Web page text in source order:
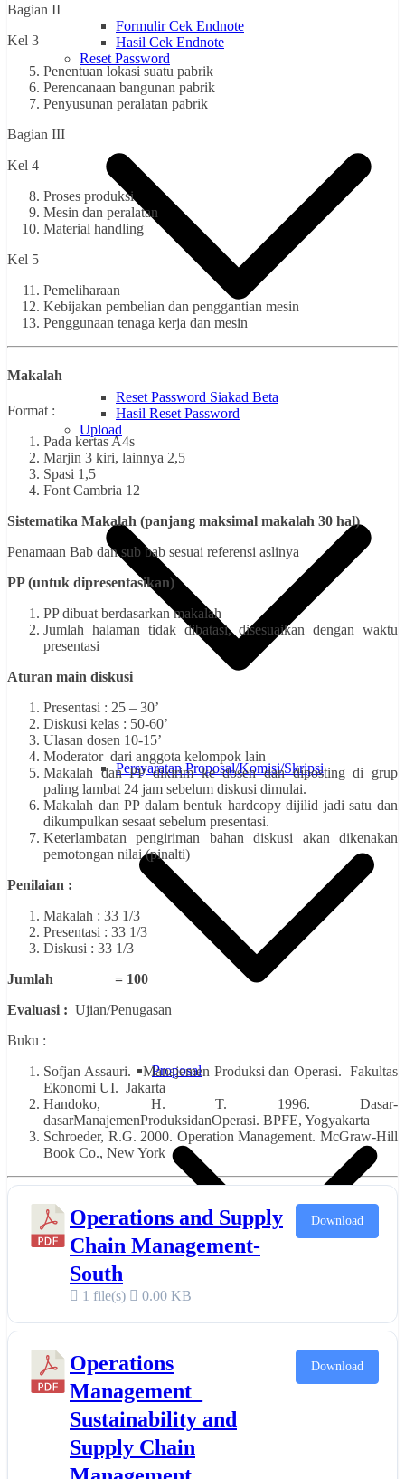
Formulir Cek Endnote
Hasil Cek Endnote
Reset Password
Reset Password Siakad Beta
Hasil Reset Password
Upload
Persyaratan Proposal/Komisi/Skripsi
Proposal
Hasil Upload Proposal
Bagian II
Kel 3
Penentuan lokasi suatu pabrik
Perencanaan bangunan pabrik
Penyusunan peralatan pabrik
Bagian III
Kel 4
Proses produksi
Mesin dan peralatan
Material handling
Kel 5
Pemeliharaan
Kebijakan pembelian dan penggantian mesin
Penggunaan tenaga kerja dan mesin
Makalah
Format :
Pada kertas A4s
Marjin 3 kiri, lainnya 2,5
Spasi 1,5
Font Cambria 12
Sistematika Makalah (panjang maksimal makalah 30 hal)
Penamaan Bab dan sub bab sesuai referensi aslinya
PP (untuk dipresentasikan)
PP dibuat berdasarkan makalah
Jumlah halaman tidak dibatasi, disesuaikan dengan waktu
presentasi
Aturan main diskusi
Presentasi : 25 – 30’
Diskusi kelas : 50-60’
Ulasan dosen 10-15’
Moderator dari anggota kelompok lain
Makalah dan PP dikirim ke dosen dan diposting di grup
paling lambat 24 jam sebelum diskusi dimulai.
Makalah dan PP dalam bentuk hardcopy dijilid jadi satu dan
dikumpulkan sesaat sebelum presentasi.
Keterlambatan pengiriman bahan diskusi akan dikenakan
pemotongan nilai (pinalti)
Penilaian :
Makalah : 33 1/3
Presentasi : 33 1/3
Diskusi : 33 1/3
Jumlah = 100
Evaluasi : Ujian/Penugasan
Buku :
Sofjan Assauri. Manajemen Produksi dan Operasi. Fakultas
Ekonomi UI. Jakarta
Handoko, H. T. 1996. Dasar-
dasarManajemenProduksidanOperasi. BPFE, Yogyakarta
Schroeder, R.G. 2000. Operation Management. McGraw-Hill
Book Co., New York
Operations and Supply
Chain Management-
South
1 file(s) 0.00 KB
Download
Operations
Management_
Sustainability and
Supply Chain
Download